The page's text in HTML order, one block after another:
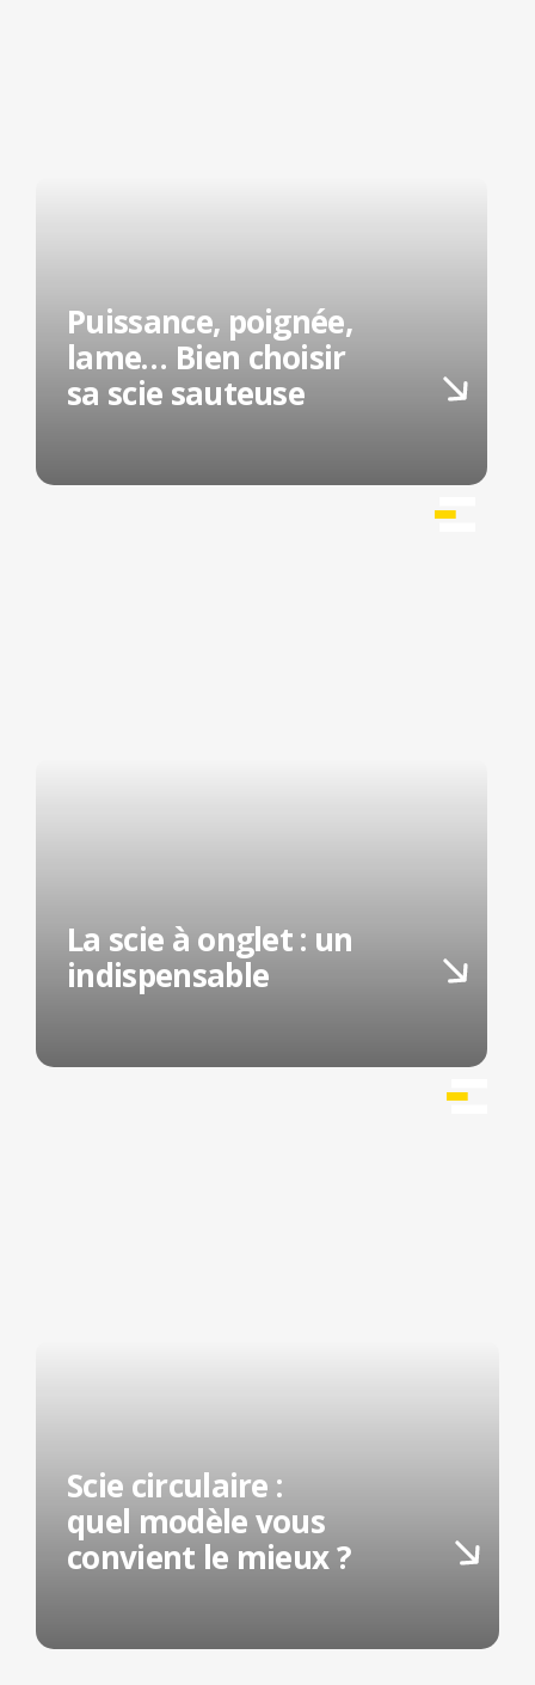
Puissance, poignée,
lame… Bien choisir
sa scie sauteuse
La scie à onglet : un
indispensable
Scie circulaire :
quel modèle vous
convient le mieux ?